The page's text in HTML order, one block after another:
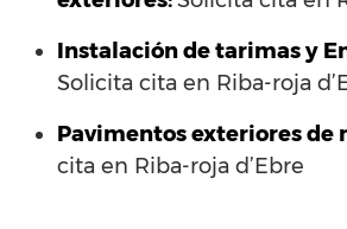
Instalación de tarimas y
Solicita cita en Riba-roja
Pavimentos exteriores de
cita en Riba-roja d’Ebre